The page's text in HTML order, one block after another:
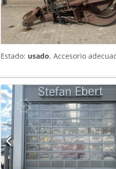
Estado: usado, Accesorio